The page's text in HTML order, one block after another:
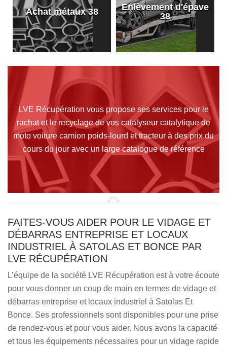
Achat métaux 38
Enlèvement d'épave
38
LVE Récupération vous propose ses services pour le
rachat et le recyclage de vos catalyseur catalytique de
moto voiture camion poids-lourd et tracteur à des prix du
cours du jour avec un large catalogue de référence
FAITES-VOUS AIDER POUR LE VIDAGE ET
DÉBARRAS ENTREPRISE ET LOCAUX
INDUSTRIEL À SATOLAS ET BONCE PAR
LVE RÉCUPÉRATION
L’équipe de la société LVE Récupération est à votre écoute
pour vous donner un coup de main en termes de vidage et
débarras entreprise et locaux industriel à Satolas Et
Bonce. Ses professionnels sont disponibles pour une prise
de rendez-vous et pour vous aider. Nous avons la capacité
et tous les équipements nécessaires pour un vidage rapide